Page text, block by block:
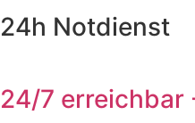
24h Notdienst
24/7 erreichbar